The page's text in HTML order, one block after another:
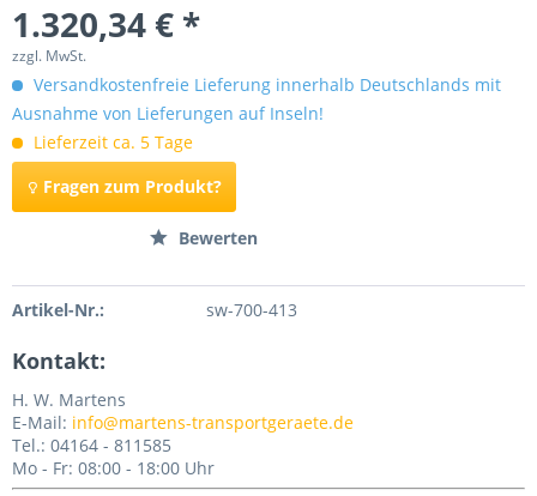
1.320,34 € *
zzgl. MwSt.
Versandkostenfreie Lieferung innerhalb Deutschlands mit
Ausnahme von Lieferungen auf Inseln!
Lieferzeit ca. 5 Tage
Fragen zum Produkt?
Bewerten
Artikel-Nr.: sw-700-413
Kontakt:
H. W. Martens
E-Mail: info@martens-transportgeraete.de
Tel.: 04164 - 811585
Mo - Fr: 08:00 - 18:00 Uhr